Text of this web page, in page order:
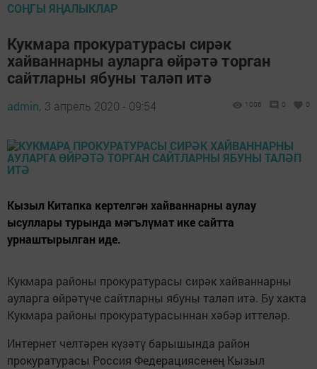
СОҢГЫ ЯҢАЛЫКЛАР
Кукмара прокуратурасы сирәк
хайваннарны ауларга өйрәтә торган
сайтларны ябуны таләп итә
admin, 3 апрель 2020 - 09:54 1006 0 0
Кызыл Китапка кертелгән хайваннарны аулау
ысуллары турында мәгълүмат ике сайтта
урнаштырылган иде.
Кукмара районы прокуратурасы сирәк хайваннарны
ауларга өйрәтүче сайтларны ябуны таләп итә. Бу хакта
Кукмара районы прокуратурасыннан хәбәр иттеләр.
Интернет челтәрен күзәтү барышында район
прокуратурасы Россия Федерациясенең Кызыл